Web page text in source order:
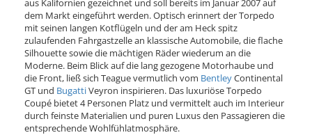
aus Kalifornien gezeichnet und soll bereits im Januar 2007 auf
dem Markt eingeführt werden. Optisch erinnert der Torpedo
mit seinen langen Kotflügeln und der am Heck spitz
zulaufenden Fahrgastzelle an klassische Automobile, die flache
Silhouette sowie die mächtigen Räder wiederum an die
Moderne. Beim Blick auf die lang gezogene Motorhaube und
die Front, ließ sich Teague vermutlich vom BentleyContinental
GT und BugattiVeyron inspirieren. Das luxuriöse Torpedo
Coupé bietet 4 Personen Platz und vermittelt auch im Interieur
durch feinste Materialien und puren Luxus den Passagieren die
entsprechende Wohlfühlatmosphäre.